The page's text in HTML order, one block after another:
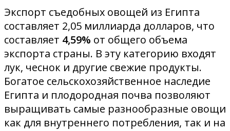
Экспорт съедобных овощей из Египта
составляет 2,05 миллиарда долларов, что
составляет 4,59% от общего объема
экспорта страны. В эту категорию входят
лук, чеснок и другие свежие продукты.
Богатое сельскохозяйственное наследие
Египта и плодородная почва позволяют
выращивать самые разнообразные овощи
как для внутреннего потребления, так и на